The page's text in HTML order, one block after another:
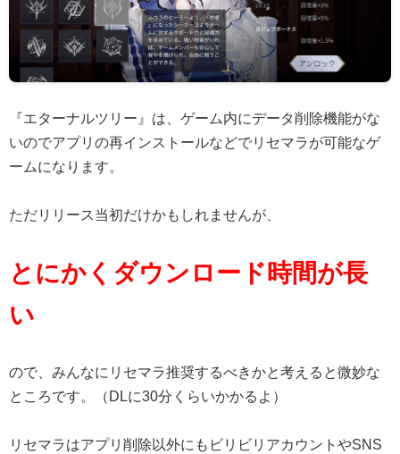
『エターナルツリー』は、ゲーム内にデータ削除機能がな
いのでアプリの再インストールなどでリセマラが可能なゲ
ームになります。
ただリリース当初だけかもしれませんが、
とにかくダウンロード時間が長
い
ので、みんなにリセマラ推奨するべきかと考えると微妙な
ところです。（DLに30分くらいかかるよ）
リセマラはアプリ削除以外にもビリビリアカウントやSNS